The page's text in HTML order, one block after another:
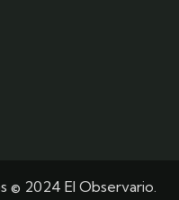
© 2024 El Observario.